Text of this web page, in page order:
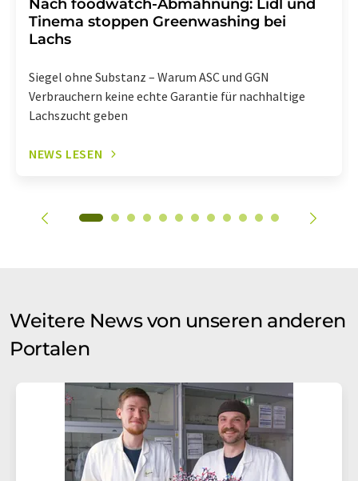
Nach foodwatch-Abmahnung: Lidl und
Tinema stoppen Greenwashing bei
Lachs
Siegel ohne Substanz – Warum ASC und GGN
Verbrauchern keine echte Garantie für nachhaltige
Lachszucht geben
NEWS LESEN
Weitere News von unseren anderen
Portalen